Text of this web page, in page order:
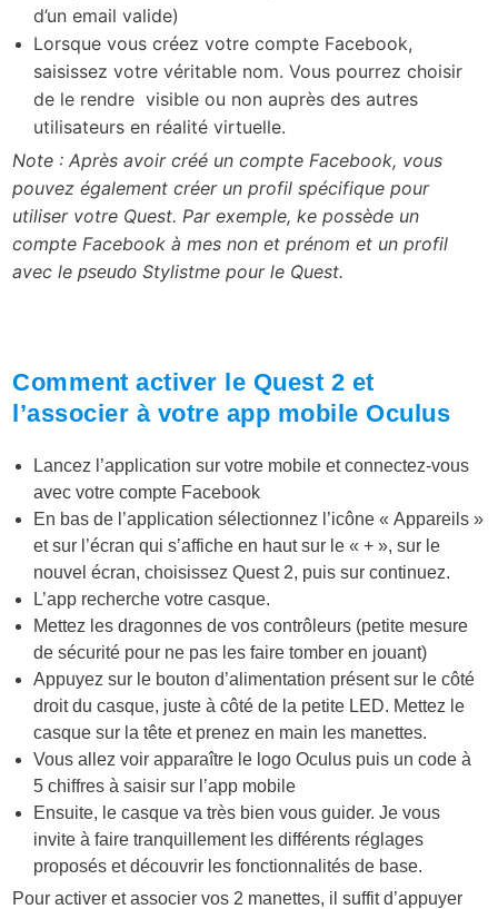
d’un email valide)
Lorsque vous créez votre compte Facebook,
saisissez votre véritable nom. Vous pourrez choisir
de le rendre visible ou non auprès des autres
utilisateurs en réalité virtuelle.
Note : Après avoir créé un compte Facebook, vous
pouvez également créer un profil spécifique pour
utiliser votre Quest. Par exemple, ke possède un
compte Facebook à mes non et prénom et un profil
avec lepseudo Stylistme pour le Quest.
Comment activer le Quest 2 et
l’associer à votre app mobile Oculus
Lancez l’application sur votre mobile et connectez-vous
avec votre compte Facebook
En bas de l’application sélectionnez l’icône « Appareils »
et sur l’écran qui s’affiche en haut sur le « + », sur le
nouvel écran, choisissez Quest 2, puis sur continuez.
L’app recherche votre casque.
Mettez les dragonnes de vos contrôleurs (petite mesure
de sécurité pour ne pas les faire tomber en jouant)
Appuyez sur le bouton d’alimentation présent sur le côté
droit du casque, juste à côté de la petite LED. Mettez le
casque sur la tête et prenez en main les manettes.
Vous allez voir apparaître le logo Oculus puis un code à
5 chiffres à saisir sur l’app mobile
Ensuite, le casque va très bien vous guider. Je vous
invite à faire tranquillement les différents réglages
proposés et découvrir les fonctionnalités de base.
Pour activer et associer vos 2 manettes, il suffit d’appuyer